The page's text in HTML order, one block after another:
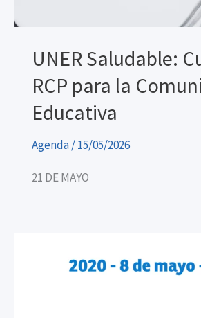
UNER Saludable:
RCP para la
Educativa
Agenda/15/05/2026
21 DE MAYO